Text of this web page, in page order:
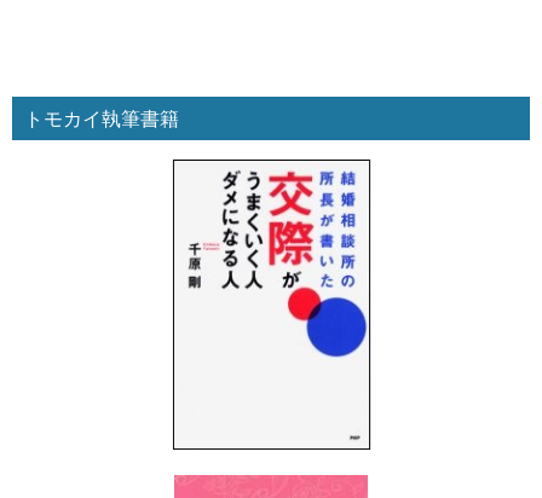
トモカイ執筆書籍